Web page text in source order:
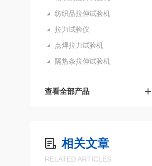
纺织品拉伸试验机
拉力试验仪
点焊拉力试验机
隔热条拉伸试验机
查看全部产品
相关文章
RELATED ARTICLES